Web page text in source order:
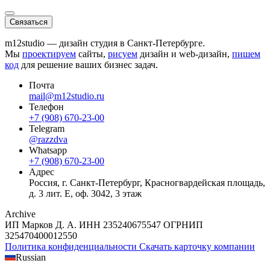
Связаться
m12studio — дизайн студия в Санкт-Петербурге.
Мы проектируем сайты, рисуем дизайн и web-дизайн, пишем
код для решение ваших бизнес задач.
Почта
mail@m12studio.ru
Телефон
+7 (908) 670-23-00
Telegram
@razzdva
Whatsapp
+7 (908) 670-23-00
Адрес
Россия, г. Санкт-Петербург, Красногвардейская площадь,
д. 3 лит. Е, оф. 3042, 3 этаж
Archive
ИП Марков Д. А. ИНН 235240675547 ОГРНИП
325470400012550
Политика конфиденциальности Скачать карточку компании
Russian